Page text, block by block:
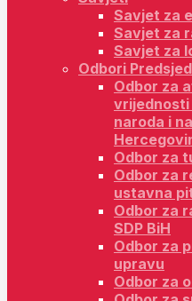
Savjet za
Savjet za
Savjet za
Odbori
Odbor za
naroda i
Odbor za
Odbor za
ustavna
Odbor za
SDP BiH
Odbor za
upravu
Odbor za